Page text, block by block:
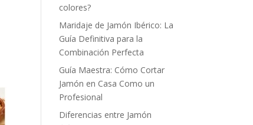
colores?
Maridaje de Jamón Ibérico: La
Guía Definitiva para la
Combinación Perfecta
Guía Maestra: Cómo Cortar
Jamón en Casa Como un
Profesional
Diferencias entre Jamón